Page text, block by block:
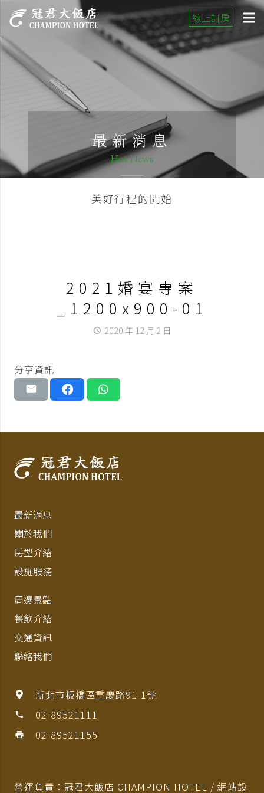
線上訂房
最新消息
Hot News
美好行程的開始
2021婚宴專案
_1200x900-01
access_time 2020 年 12 月 2 日
分享資訊
最新消息
關於我們
房型介紹
設施服務
周邊景點
餐飲介紹
交通資訊
聯絡我們
新北市板橋區重慶路91-1號
phone 02-89521111
print 02-89521155
營運負責：冠君大飯店 CHAMPION HOTEL / 網站設